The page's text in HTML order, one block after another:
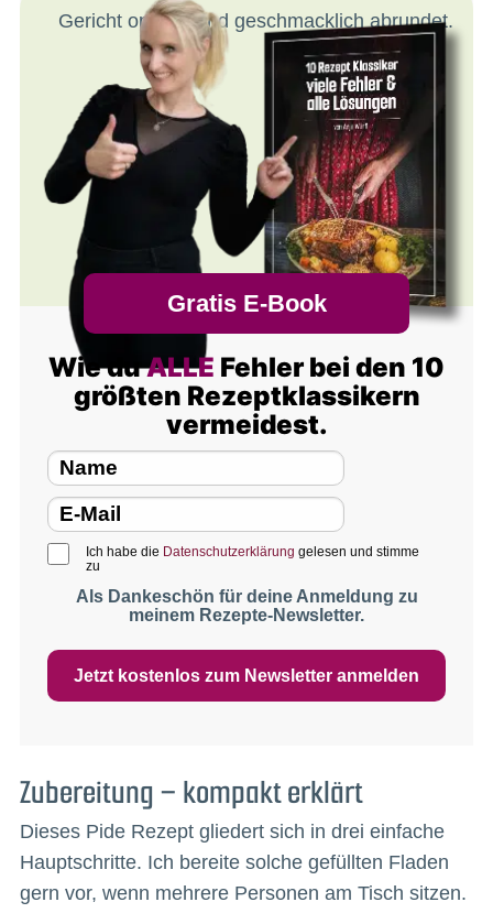
Gericht optisch und geschmacklich abrundet.
Gratis E-Book
Wie duALLE Fehler bei den 10
größten Rezeptklassikern
vermeidest.
Ich habe die Datenschutzerklärung gelesen und stimme
zu
Als Dankeschön für deine Anmeldung zu
meinem Rezepte-Newsletter.
Jetzt kostenlos zum Newsletter anmelden
Zubereitung – kompakt erklärt
Dieses Pide Rezept gliedert sich in drei einfache
Hauptschritte. Ich bereite solche gefüllten Fladen
gern vor, wenn mehrere Personen am Tisch sitzen.